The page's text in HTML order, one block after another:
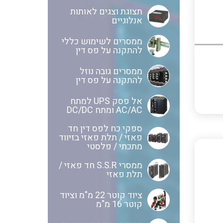
לוחות שירות בשילוב מא"זים,
אינטרלוקים ושקעים
לוחות מודולריים להתקנה מעל
ומתחת לטיח
משנה זרם
כבלי אלומניום
כבלים אלומניום למתח גבוה
ציוד שטח
תקשורת אחת לשנייה מכל סוג
ולכל סוג
מדידות פיזיקאליות ספיקה
ובקרת תהליך
בוחני להבה ומערכות לבקרת
בערה BMS
תצוגת וצגים לאותות
אנלוגיים
ממסרים לשימוש כללי
להתקנה על פס דין
ממסרים גובה נוזל
להתקנה על פס דין
אל פסק UPS למתח
AC/AC ומתח DC/DC
ספקי כח לפס דין חד
פאזי / תלת פאזי בזיווד
מתכתי / פלסטי
ממסרי S.S.R חד פאזי /
תלת פאזי
ציוד קוטר 22 מ"מ וציוד
קוטר 16 מ"מ